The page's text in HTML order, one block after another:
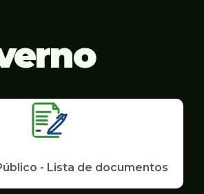
- Lista de documentos